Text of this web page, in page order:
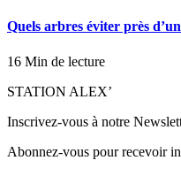
Quels arbres éviter près
16 Min de lecture
STATION ALEX’
Inscrivez-vous à notre
Abonnez-vous pour recevoir